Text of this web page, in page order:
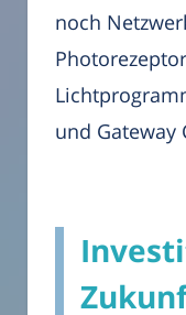
noch
und Gateway